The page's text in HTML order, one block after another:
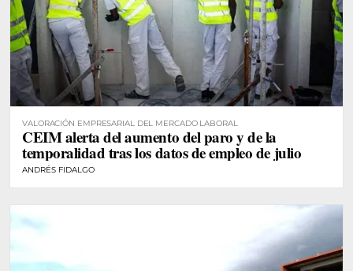
VALORACIÓN EMPRESARIAL DEL MERCADO LABORAL
CEIM alerta del aumento del paro y de la
temporalidad tras los datos de empleo de julio
ANDRÉS FIDALGO